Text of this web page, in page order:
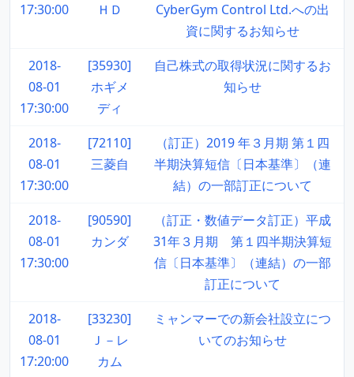
17:30:00
ＨＤ
CyberGym Control Ltd.への出
資に関するお知らせ
2018-
08-01
17:30:00
[35930]
ホギメ
ディ
自己株式の取得状況に関するお
知らせ
2018-
08-01
17:30:00
[72110]
三菱自
（訂正）2019 年３月期 第１四
半期決算短信〔日本基準〕（連
結）の一部訂正について
2018-
08-01
17:30:00
[90590]
カンダ
（訂正・数値データ訂正）平成
31年３月期 第１四半期決算短
信〔日本基準〕（連結）の一部
訂正について
2018-
08-01
17:20:00
[33230]
Ｊ－レ
カム
ミャンマーでの新会社設立につ
いてのお知らせ